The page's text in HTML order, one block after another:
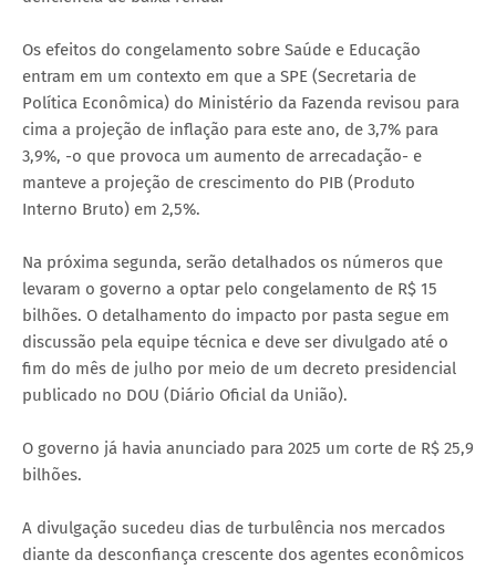
Os efeitos do congelamento sobre Saúde e Educação
entram em um contexto em que a SPE (Secretaria de
Política Econômica) do Ministério da Fazenda revisou para
cima a projeção de inflação para este ano, de 3,7% para
3,9%, -o que provoca um aumento de arrecadação- e
manteve a projeção de crescimento do PIB (Produto
Interno Bruto) em 2,5%.
Na próxima segunda, serão detalhados os números que
levaram o governo a optar pelo congelamento de R$ 15
bilhões. O detalhamento do impacto por pasta segue em
discussão pela equipe técnica e deve ser divulgado até o
fim do mês de julho por meio de um decreto presidencial
publicado no DOU (Diário Oficial da União).
O governo já havia anunciado para 2025 um corte de R$ 25,9
bilhões.
A divulgação sucedeu dias de turbulência nos mercados
diante da desconfiança crescente dos agentes econômicos